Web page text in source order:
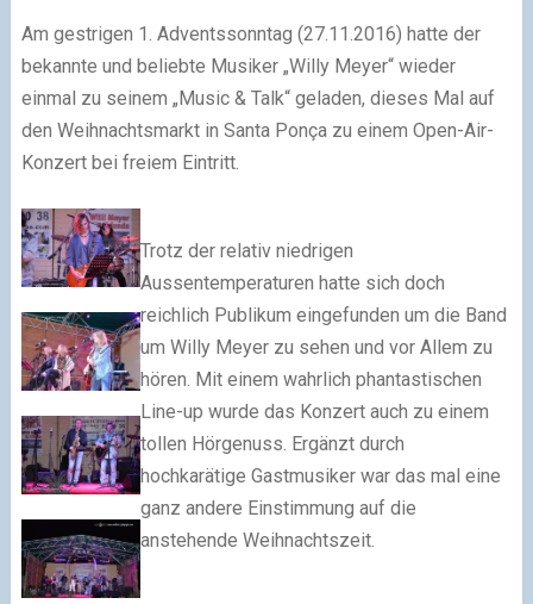
Am gestrigen 1. Adventssonntag (27.11.2016) hatte der
bekannte und beliebte Musiker „Willy Meyer“ wieder
einmal zu seinem „Music & Talk“ geladen, dieses Mal auf
den Weihnachtsmarkt in Santa Ponça zu einem Open-Air-
Konzert bei freiem Eintritt.
Trotz der relativ niedrigen
Aussentemperaturen hatte sich doch
reichlich Publikum eingefunden um die Band
um Willy Meyer zu sehen und vor Allem zu
hören. Mit einem wahrlich phantastischen
Line-up wurde das Konzert auch zu einem
tollen Hörgenuss. Ergänzt durch
hochkarätige Gastmusiker war das mal eine
ganz andere Einstimmung auf die
anstehende Weihnachtszeit.